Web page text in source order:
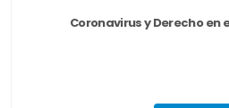
Coronavirus y Derecho